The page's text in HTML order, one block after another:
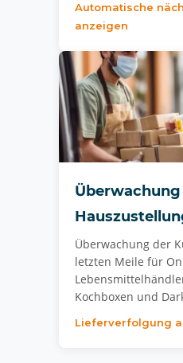
Automatische
anzeigen
Überwachung der
letzten Meile für
Kochboxen und
Lieferverfolgung